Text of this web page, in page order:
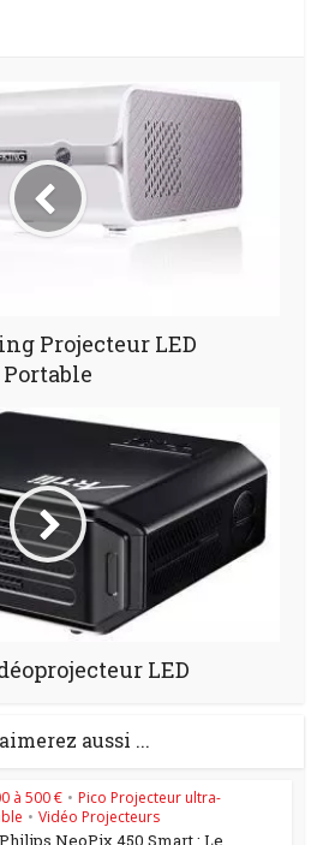
Projecteur LED
Portable
LED
aussi ...
à 500 € • Pico Projecteur ultra-
• Vidéo Projecteurs
NeoPix 450 Smart : Le